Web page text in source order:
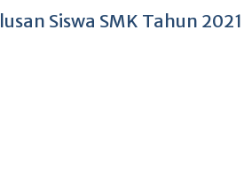
Siswa SMK Tahun 2021